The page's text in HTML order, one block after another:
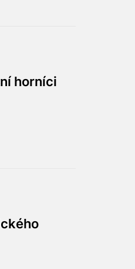
horníci